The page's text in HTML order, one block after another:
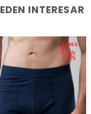
INTERESAR